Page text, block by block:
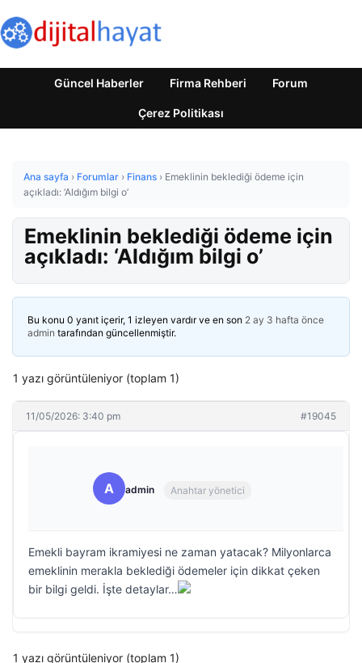
Güncel Haberler Firma Rehberi Forum
Çerez Politikası
Ana sayfa › Forumlar › Finans › Emeklinin beklediği ödeme için
açıkladı: ‘Aldığım bilgi o’
Emeklinin beklediği ödeme için
açıkladı: ‘Aldığım bilgi o’
Bu konu 0 yanıt içerir, 1 izleyen vardır ve en son 2 ay 3 hafta önce
admin tarafından güncellenmiştir.
1 yazı görüntüleniyor (toplam 1)
11/05/2026: 3:40 pm #19045
A admin Anahtar yönetici
Emekli bayram ikramiyesi ne zaman yatacak? Milyonlarca
emeklinin merakla beklediği ödemeler için dikkat çeken
bir bilgi geldi. İşte detaylar…
1 yazı görüntüleniyor (toplam 1)